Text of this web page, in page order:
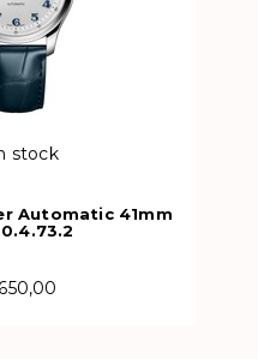
stock
Automatic 41mm